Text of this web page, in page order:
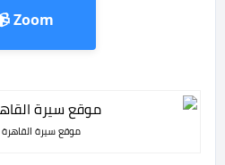
Zoom 📹
موقع سيرة القاهرة